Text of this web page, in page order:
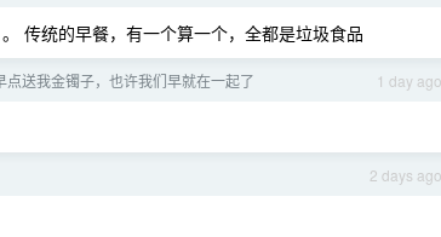
传统的早餐，有一个算一个，全都是垃圾食品
1 day ago
点送我金镯子，也许我们早就在一起了
2 days ago